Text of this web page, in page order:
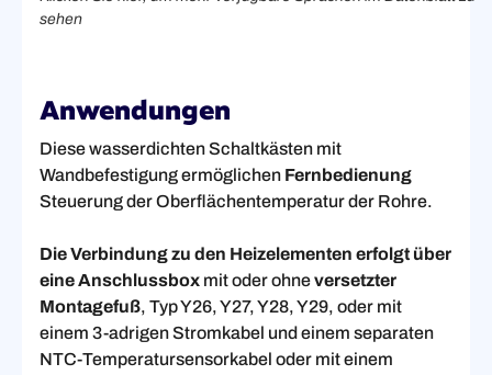
sehen
Anwendungen
Diese wasserdichten Schaltkästen mit
Wandbefestigung ermöglichen Fernbedienung
Steuerung der Oberflächentemperatur der Rohre.
Die Verbindung zu den Heizelementen erfolgt über
eine Anschlussbox mit oder ohneversetzter
Montagefuß, Typ Y26, Y27, Y28, Y29, oder mit
einem 3-adrigen Stromkabel und einem separaten
NTC-Temperatursensorkabel oder mit einem